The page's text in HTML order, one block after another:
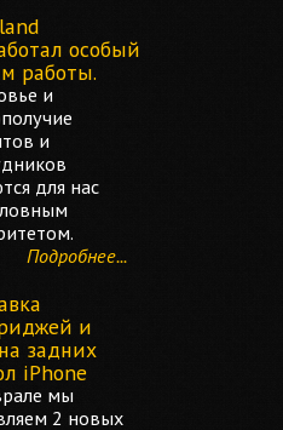
особый
работы.
и
и
для нас
Подробнее...
и
задних
iPhone
мы
2 новых